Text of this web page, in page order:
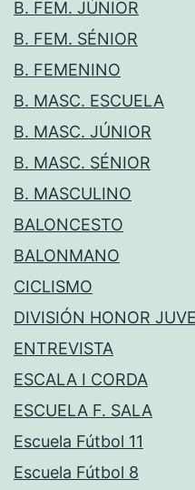
B. FEM. JÚNIOR
B. FEM. SÉNIOR
B. FEMENINO
B. MASC. ESCUELA
B. MASC. JÚNIOR
B. MASC. SÉNIOR
B. MASCULINO
BALONCESTO
BALONMANO
CICLISMO
DIVISIÓN HONOR
ENTREVISTA
ESCALA I CORDA
ESCUELA F. SALA
Escuela Fútbol 11
Escuela Fútbol 8